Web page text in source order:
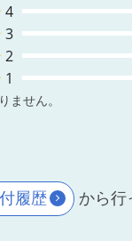
4
3
2
1
ません。
履歴 から行